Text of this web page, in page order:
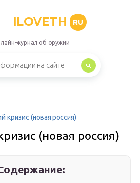
ILOVETH RU
журнал об оружии
кризис (новая россия)
(новая россия)